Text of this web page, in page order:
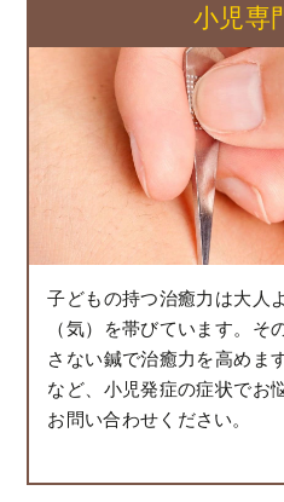
小児専
子どもの持つ治癒力は大人
（気）を帯びています。そ
さない鍼で治癒力を高めま
など、小児発症の症状でお
お問い合わせください。